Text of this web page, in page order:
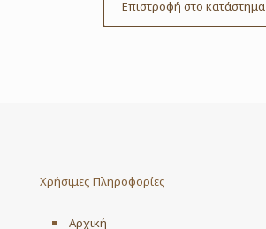
Επιστροφή στο κατάστημα
Χρήσιμες Πληροφορίες
Αρχική